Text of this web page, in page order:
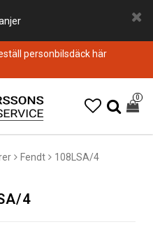
personbilsdäck här
0
Fendt 108LSA/4
4